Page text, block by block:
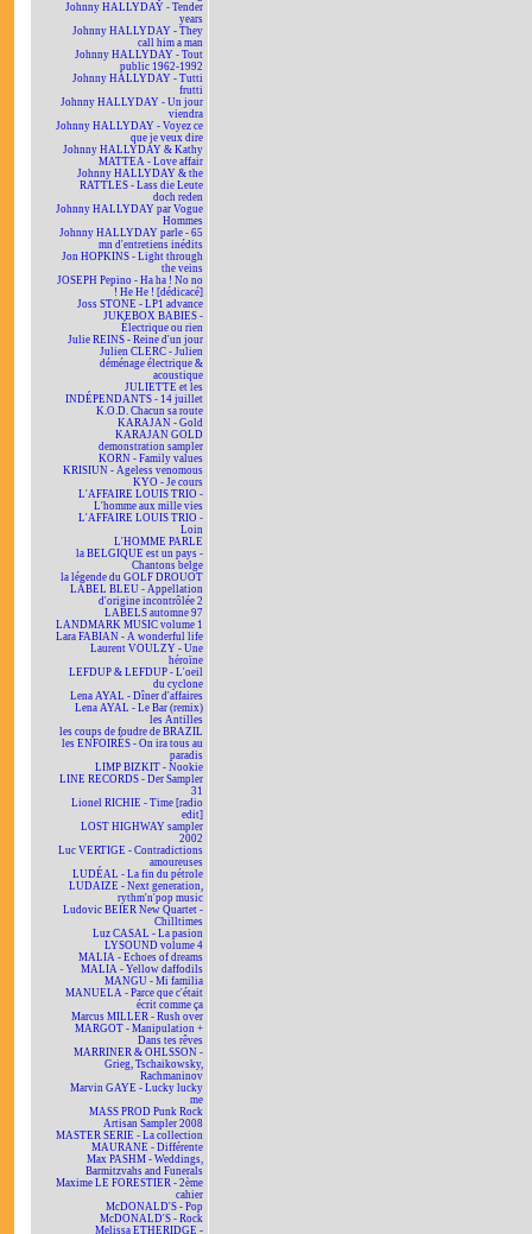
Johnny HALLYDAY - Tender
years
Johnny HALLYDAY - They
call him a man
Johnny HALLYDAY - Tout
public 1962-1992
Johnny HALLYDAY - Tutti
frutti
Johnny HALLYDAY - Un jour
viendra
Johnny HALLYDAY - Voyez ce
que je veux dire
Johnny HALLYDAY & Kathy
MATTEA - Love affair
Johnny HALLYDAY & the
RATTLES - Lass die Leute
doch reden
Johnny HALLYDAY par Vogue
Hommes
Johnny HALLYDAY parle - 65
mn d'entretiens inédits
Jon HOPKINS - Light through
the veins
JOSEPH Pepino - Ha ha ! No no
! He He ! [dédicacé]
Joss STONE - LP1 advance
JUKEBOX BABIES -
Électrique ou rien
Julie REINS - Reine d'un jour
Julien CLERC - Julien
déménage électrique &
acoustique
JULIETTE et les
INDÉPENDANTS - 14 juillet
K.O.D. Chacun sa route
KARAJAN - Gold
KARAJAN GOLD
demonstration sampler
KORN - Family values
KRISIUN - Ageless venomous
KYO - Je cours
L'AFFAIRE LOUIS TRIO -
L'homme aux mille vies
L'AFFAIRE LOUIS TRIO -
Loin
L'HOMME PARLE
la BELGIQUE est un pays -
Chantons belge
la légende du GOLF DROUOT
LABEL BLEU - Appellation
d'origine incontrôlée 2
LABELS automne 97
LANDMARK MUSIC volume 1
Lara FABIAN - A wonderful life
Laurent VOULZY - Une
héroïne
LEFDUP & LEFDUP - L'oeil
du cyclone
Lena AYAL - Dîner d'affaires
Lena AYAL - Le Bar (remix)
les Antilles
les coups de foudre de BRAZIL
les ENFOIRÉS - On ira tous au
paradis
LIMP BIZKIT - Nookie
LINE RECORDS - Der Sampler
31
Lionel RICHIE - Time [radio
edit]
LOST HIGHWAY sampler
2002
Luc VERTIGE - Contradictions
amoureuses
LUDÉAL - La fin du pétrole
LUDAIZE - Next generation,
rythm'n'pop music
Ludovic BEIER New Quartet -
Chilltimes
Luz CASAL - La pasion
LYSOUND volume 4
MALIA - Echoes of dreams
MALIA - Yellow daffodils
MANGU - Mi familia
MANUELA - Parce que c'était
écrit comme ça
Marcus MILLER - Rush over
MARGOT - Manipulation +
Dans tes rêves
MARRINER & OHLSSON -
Grieg, Tschaikowsky,
Rachmaninov
Marvin GAYE - Lucky lucky
me
MASS PROD Punk Rock
Artisan Sampler 2008
MASTER SERIE - La collection
MAURANE - Différente
Max PASHM - Weddings,
Barmitzvahs and Funerals
Maxime LE FORESTIER - 2ème
cahier
McDONALD'S - Pop
McDONALD'S - Rock
Melissa ETHERIDGE -